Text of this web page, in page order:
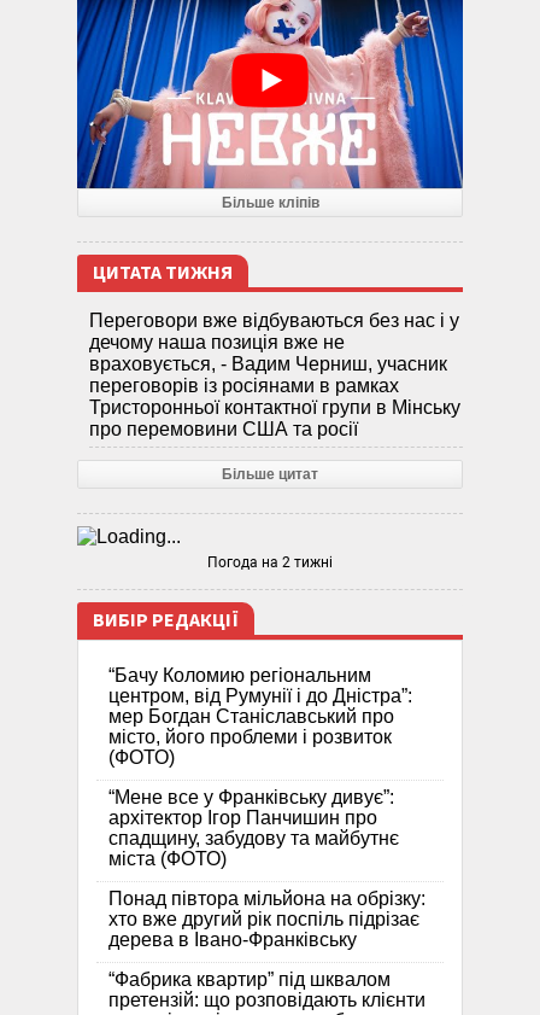
Більше кліпів
ЦИТАТА ТИЖНЯ
Переговори вже відбуваються без нас і у
дечому наша позиція вже не
враховується, - Вадим Черниш, учасник
переговорів із росіянами в рамках
Тристоронньої контактної групи в Мінську
про перемовини США та росії
Більше цитат
Погода на 2 тижні
ВИБІР РЕДАКЦІЇ
“Бачу Коломию регіональним
центром, від Румунії і до Дністра”:
мер Богдан Станіславський про
місто, його проблеми і розвиток
(ФОТО)
“Мене все у Франківську дивує”:
архітектор Ігор Панчишин про
спадщину, забудову та майбутнє
міста (ФОТО)
Понад півтора мільйона на обрізку:
хто вже другий рік поспіль підрізає
дерева в Івано-Франківську
“Фабрика квартир” під шквалом
претензій: що розповідають клієнти